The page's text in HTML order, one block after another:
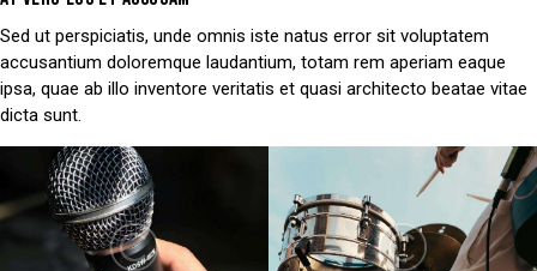
Sed ut perspiciatis, unde omnis iste natus error sit voluptatem
accusantium doloremque laudantium, totam rem aperiam eaque
ipsa, quae ab illo inventore veritatis et quasi architecto beatae vitae
dicta sunt.